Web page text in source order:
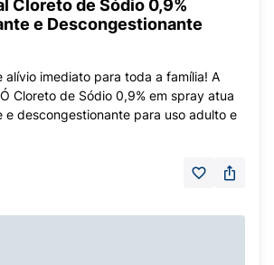
Cloreto de Sódio 0,9%
e Descongestionante
alívio imediato para toda a família! A
Cloreto de Sódio 0,9% em spray atua
e descongestionante para uso adulto e